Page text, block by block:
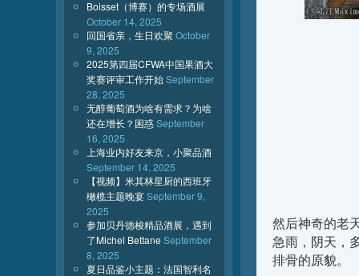
然后神奇的老
急雨，阴天，
排骨的原貌。
Boisset（博赛）的专场酒展
October 14, 2025
回国省亲，生日欢聚 October
9, 2025
2025第四届CFWA中国果酒大
奖赛评审工作开始September
28, 2025
无醇葡萄酒为啥有需求？为啥
还在增长？困惑September
16, 2025
上海业内好友来京，小聚品酒
September 14, 2025
【视频】米其林星厨的西班牙
橄榄主题晚宴September 9,
2025
参加贝丹德梭精品酒展，遇到
了Michel Bettane September
8, 2025
夏日品鉴小主题：法国智利名